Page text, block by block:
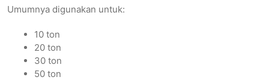
Umumnya digunakan untuk:
10 ton
20 ton
30 ton
50 ton